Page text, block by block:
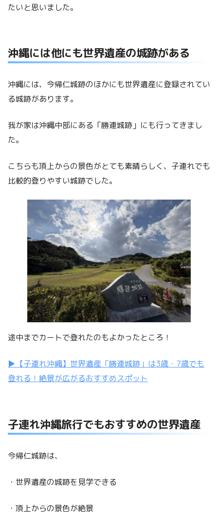
たいと思いました。
沖縄には他にも世界遺産の城跡がある
沖縄には、今帰仁城跡のほかにも世界遺産に登録されてい
る城跡があります。
我が家は沖縄中部にある「勝連城跡」にも行ってきまし
た。
こちらも頂上からの景色がとても素晴らしく、子連れでも
比較的登りやすい城跡でした。
途中までカートで登れたのもよかったところ！
▶︎【子連れ沖縄】世界遺産「勝連城跡」は3歳・7歳でも
登れる！絶景が広がるおすすめスポット
子連れ沖縄旅行でもおすすめの世界遺産
今帰仁城跡は、
・世界遺産の城跡を見学できる
・頂上からの景色が絶景